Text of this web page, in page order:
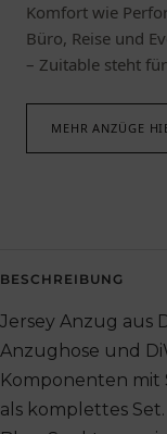
Komfort wie
Büro, Reise und
– Zuitable steht
MEHR ANZÜGE
BESCHREIBUNG
Jersey Anzug aus
Anzughose und
Komponenten mit
als komplettes